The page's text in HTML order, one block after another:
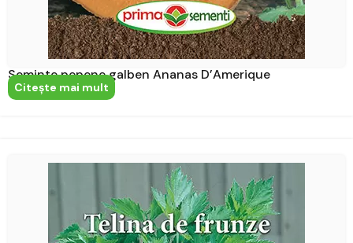
Seminte pepene galben Ananas D’Amerique
Citeşte mai mult